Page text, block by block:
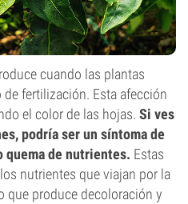
cuando las plantas
fertilización. Esta afección
el color de las hojas. Si ves
podría ser un síntoma de
quema de nutrientes. Estas
nutrientes que viajan por la
que produce decoloración y